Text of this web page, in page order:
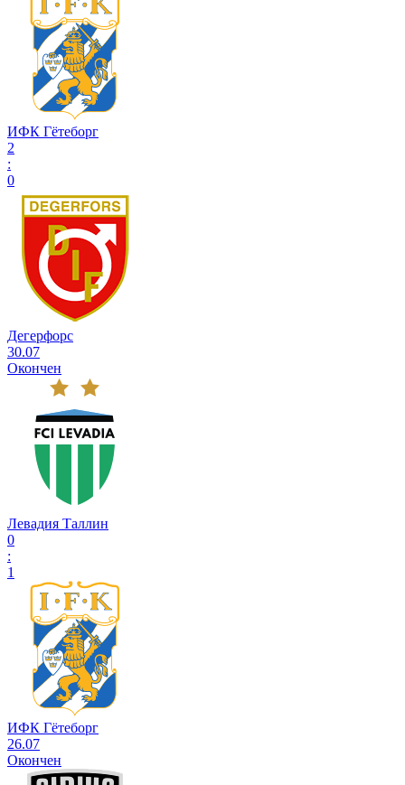
ИФК Гётеборг
2
:
0
Дегерфорс
30.07
Окончен
Левадия Таллин
0
:
1
ИФК Гётеборг
26.07
Окончен